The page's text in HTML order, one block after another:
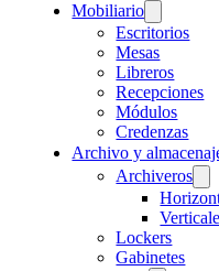
Mobiliario
Escritorios
Mesas
Libreros
Recepciones
Módulos
Credenzas
Archivo y
Archiveros
Lockers
Gabinetes